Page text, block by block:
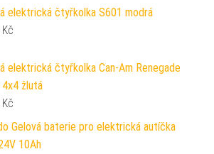
elektrická čtyřkolka S601 modrá
Kč
elektrická čtyřkolka Can-Am Renegade
4x4 žlutá
Kč
Gelová baterie pro elektrická autíčka
10Ah